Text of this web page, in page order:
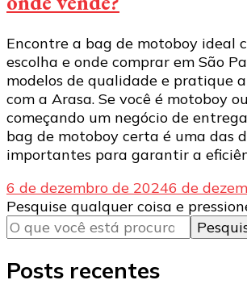
Encontre a bag de motoboy ideal
escolha e onde comprar em São
modelos de qualidade e pratique
com a Arasa. Se você é motoboy
começando um negócio de
bag de motoboy certa é uma das
importantes para garantir a
6 de dezembro de 20246 de
Procurando
algo?
Pesquise qualquer coisa e
Posts recentes